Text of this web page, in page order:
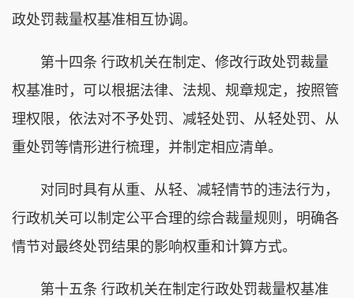
政处罚裁量权基准相互协调。
第十四条 行政机关在制定、修改行政处罚裁量
权基准时，可以根据法律、法规、规章规定，按照管
理权限，依法对不予处罚、减轻处罚、从轻处罚、从
重处罚等情形进行梳理，并制定相应清单。
对同时具有从重、从轻、减轻情节的违法行为，
行政机关可以制定公平合理的综合裁量规则，明确各
情节对最终处罚结果的影响权重和计算方式。
第十五条 行政机关在制定行政处罚裁量权基准